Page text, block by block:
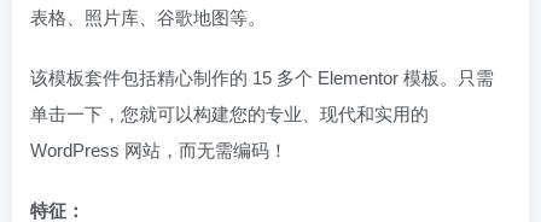
表格、照片库、谷歌地图等。
该模板套件包括精心制作的 15 多个 Elementor 模板。只需
单击一下，您就可以构建您的专业、现代和实用的
WordPress 网站，而无需编码！
特征：